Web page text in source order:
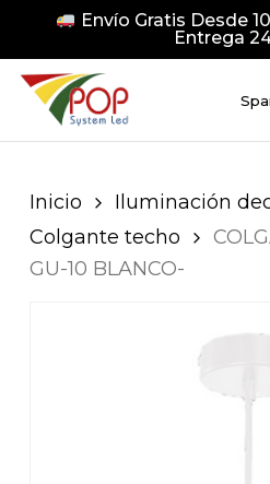
main
content
Envío Gratis Desde
Entrega
Inicio
Iluminación
Colgante techo
GU-10 BLANCO-